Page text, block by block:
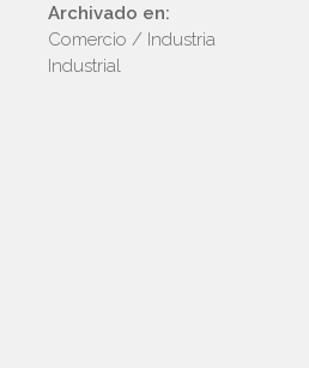
Archivado en:
Comercio / Industria
Industrial